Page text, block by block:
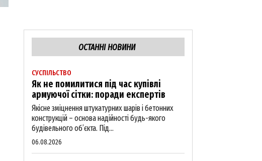
ОСТАННІ НОВИНИ
СУСПІЛЬСТВО
Як не помилитися під час купівлі
армуючої сітки: поради експертів
Якісне зміцнення штукатурних шарів і бетонних
конструкцій – основа надійності будь-якого
будівельного об’єкта. Під...
06.08.2026